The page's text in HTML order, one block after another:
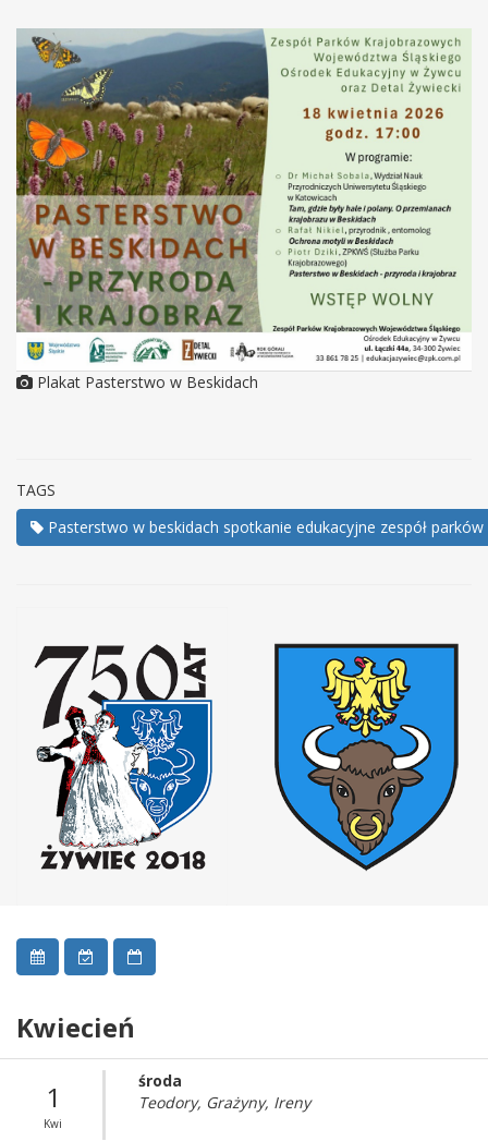
Plakat Pasterstwo w Beskidach
TAGS
Pasterstwo w beskidach spotkanie edukacyjne zespół
Kwiecień
1
Kwi
środa
Teodory, Grażyny, Ireny